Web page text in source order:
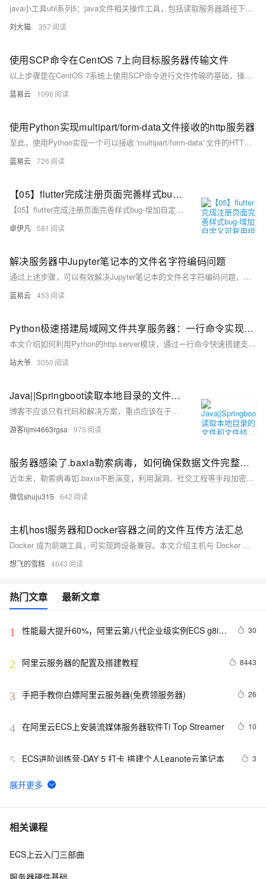
java小工具util系列5：java文件相关操作工具，包括读取服务器路径下文件，删除文件及子文件，删除文件夹等方法
刘大猫. 357
使用SCP命令在CentOS 7上向目标服务器传输文件
以上步骤是在CentOS 7系统上使用SCP命令进行文件传输的基础，操作简洁，易于理解。务必在执行命令前确认好各项参数，尤其是目录路径和文件名，以避免不必要的传输错误。
蓝易云 1096
使用Python实现multipart/form-data文件接收的http服务器
至此，使用Python实现一个可以接收 'multipart/form-data' 文件的HTTP服务器的步骤就讲解完毕了。希望通过我的讲解，你可以更好地理解其中的逻辑，另外，你也可以尝试在实际项目中运用这方面的知识。
蓝易云 726
【05】flutter完成注册页面完善样式bug-增加自定义可复用组件widgets-严格规划文件和目录结构-规范入口文件-开发完整的社交APP-前端客户端开发+数据联调|以优雅草商业项目为例做开发-flutter开发-全流程-商业应用级实战开发-优雅草央千澈
【05】flutter完成注册页面完善样式bug-增加自定义可复用组件widgets-严格规划文件和目录结构-规范入口文件-开发完整的社交APP-前端客户端开发+数据联调|以优雅草商业项目为例做开发-flutter开发-全流程-商业应用级实战开发-优雅草央千澈
卓伊凡 581
解决服务器中Jupyter笔记本的文件名字符编码问题
通过上述步骤，可以有效解决Jupyter笔记本的文件名字符编码问题，确保所有文件能在服务器上正常访问并交互，避免因编码问题引起的混淆和数据丢失。在处理任何编码问题时，务必谨慎并确保备份，因为文件名变更是
蓝易云 453
Python极速搭建局域网文件共享服务器：一行命令实现HTTPS安全传输
本文介绍如何利用Python的http.server模块，通过一行命令快速搭建支持HTTPS的安全文件下载服务器，无需第三方工具，3分钟部署，保障局域网文件共享的隐私与安全。
站大爷 3050
Java||Springboot读取本地目录的文件和文件结构，读取服务器文档目录数据供前端渲染的API实现
博客不应该只有代码和解决方案，重点应该在于给出解决方案的同时分享思维模式，只有思维才能可持续地解决问题，只有思维才是真正值得学习和分享的核心要素。如果这篇博客能给您带来一点帮助，麻烦您点个赞支持一下，还可以收藏起来以备不时之需，有疑问和错误欢迎在评论区指出~
游客lijmi4663rgsa 975
服务器感染了.baxia勒索病毒，如何确保数据文件完整恢复？
近年来，勒索病毒如.baxia不断演变，利用漏洞、社交工程等手段加密文件，威胁范围扩大。加密货币的兴起使其支付方式更匿名，追踪困难。技术支持尤为重要，添加技术服务号（shuju315），专业团队提供数据恢复方案。面对复杂解密要求，包括赎金支付、个人信息提供和执行特定操作，需保持冷静并寻求帮助。防御措施包括加强安全意识、定期备份数据、安装杀毒软件、避免未知文件、更新系统及制定应急响应计划。
微信shuju315 642
主机host服务器和Docker容器之间的文件互传方法汇总
Docker 成为前端工具，可实现跨设备兼容。本文介绍主机与 Docker 容器/镜像间文件传输的三种方法：1. 构建镜像时使用 `COPY` 或 `ADD` 指令；2. 启动容器时使用 `-v` 挂载卷；3. 运行时使用 `docker cp` 命令。每种方法适用于不同场景，如静态文件打包、开发时文件同步及临时文件传输。注意权限问题、容器停止后的文件传输及性能影响。
想飞的雪糕 4643
热门文章 最新文章
1
性能最大提升60%，阿里云第八代企业级实例ECS g8i正
30
2 阿里云服务器的配置及搭建教程 8443
3 手把手教你白嫖阿里云服务器(免费领服务器) 26
4 在阿里云ECS上安装流媒体服务器软件Ti Top Streamer 10
5 ECS进阶训练营-DAY 5 打卡 搭建个人Leanote云笔记本 3
6 报道称黑客利用微软IIS安全漏洞 入侵大学服务器
7 阿里云2核4G配置服务器可选实例及收费价格参考
8 卖爆了！阿里云99元服务器新老用户同享，续费不涨
相关课程
ECS上云入门三部曲
服务器硬件基础